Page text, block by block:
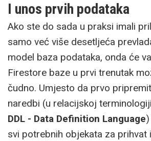
I unos prvih podataka
Ako ste do sada u praksi imali
samo već više desetljeća
model baza podataka, onda će
Firestore baze u prvi trenutak
čudno. Umjesto da prvo
naredbi (u relacijskoj
DDL - Data Definition Language
svi potrebnih objekata za prihvat